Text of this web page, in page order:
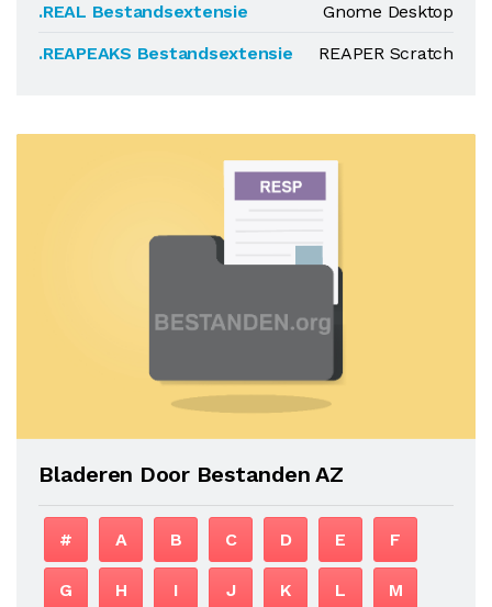
.REAL Bestandsextensie
Gnome Desktop
.REAPEAKS Bestandsextensie
REAPER Scratch
Bladeren Door Bestanden AZ
# A B C D E F
G H I J K L M